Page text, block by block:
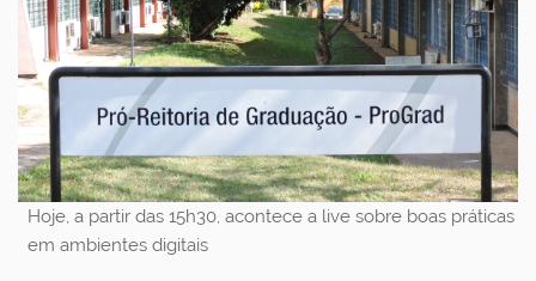
Hoje, a partir das 15h30, acontece a live sobre boas práticas
em ambientes digitais